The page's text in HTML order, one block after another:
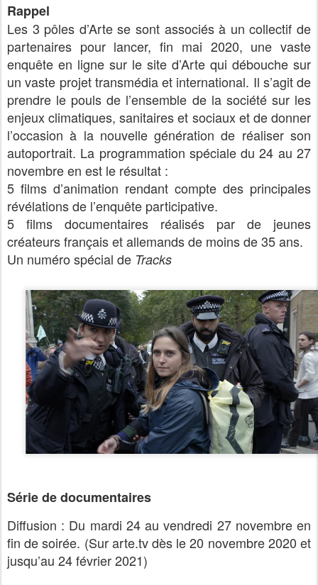
Rappel
Les 3 pôles d’Arte se sont associés à un collectif de
partenaires pour lancer, fin mai 2020, une vaste
enquête en ligne sur le site d’Arte qui débouche sur
un vaste projet transmédia et international. Il s’agit de
prendre le pouls de l’ensemble de la société sur les
enjeux climatiques, sanitaires et sociaux et de donner
l’occasion à la nouvelle génération de réaliser son
autoportrait. La programmation spéciale du 24 au 27
novembre en est le résultat :
5 films d’animation rendant compte des principales
révélations de l’enquête participative.
5 films documentaires réalisés par de jeunes
créateurs français et allemands de moins de 35 ans.
Un numéro spécial de Tracks
Série de documentaires
Diffusion : Du mardi 24 au vendredi 27 novembre en
fin de soirée. (Sur arte.tv dès le 20 novembre 2020 et
jusqu’au 24 février 2021)